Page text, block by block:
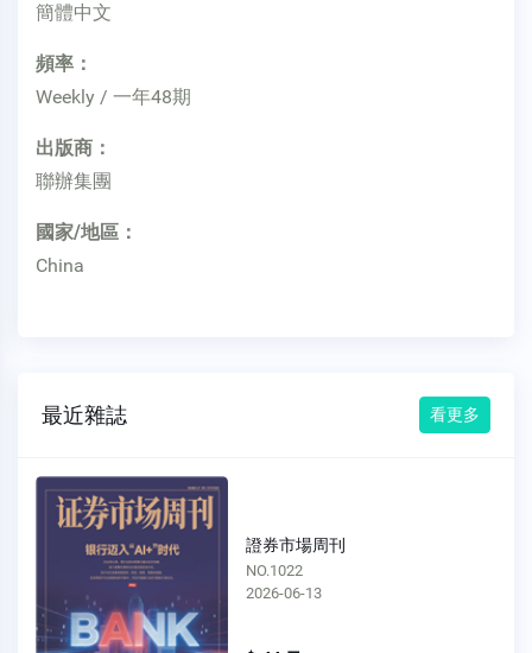
簡體中文
頻率：
Weekly / 一年48期
出版商：
聯辦集團
國家/地區：
China
最近雜誌 看更多
證券市場周刊
NO.1022
2026-06-13